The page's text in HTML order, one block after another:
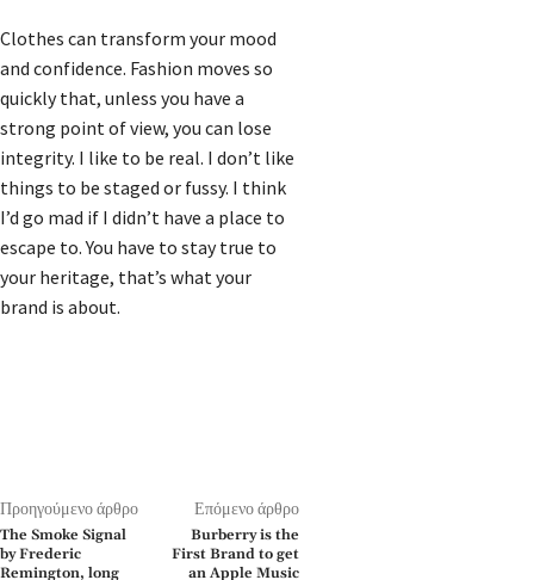
Clothes can transform your mood
and confidence. Fashion moves so
quickly that, unless you have a
strong point of view, you can lose
integrity. I like to be real. I don’t like
things to be staged or fussy. I think
I’d go mad if I didn’t have a place to
escape to. You have to stay true to
your heritage, that’s what your
brand is about.
Προηγούμενο άρθρο
The Smoke Signal
by Frederic
Remington, long
Επόμενο άρθρο
Burberry is the
First Brand to get
an Apple Music